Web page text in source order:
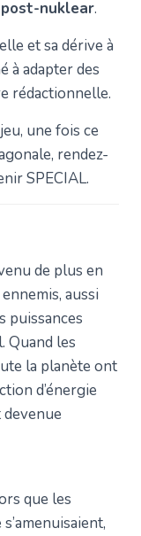
post-nuklear.
et sa dérive à
à adapter des
rédactionnelle.
une fois ce
rendez-
SPECIAL.
de plus en
aussi
puissances
Quand les
la planète ont
d’énergie
que les